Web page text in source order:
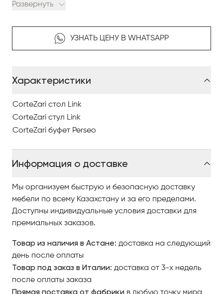
с керамическим покрытием.
Стул Link имеет Чистый и строгий дизайн для
удобного и обволакивающего сиденья. Твердое
Обитый тканью, кожей или экокожей, он всегда
обстановке.
2-дверный деревянный буфет Perseo с 2 ящиками
металлических ручек, образующих асимметричные
сечением в хроматической комбинации с манежем
элегантно поддерживает структуру, придавая ей
легкий и неформальный вид.
компании CorteZari, изучайте наш интернет-каталог,
где разнообразные модели представлены
качественными фото, сравнивайте понравившиеся
модели и оформляйте заказ.
Развернуть
УЗНАТЬ ЦЕНУ В WHATSAPP
Характеристики
CorteZari стол Link
CorteZari стул Link
CorteZari буфет Perseo
Информация о доставке
Мы организуем быструю и безопасную доставку
мебели по всему Казахстану и за его пределами.
Доступны индивидуальные условия доставки для
премиальных заказов.
Товар из наличия в Астане: доставка на следующий
день после оплаты
Товар под заказ в Италии: доставка от 3-х недель
после оплаты заказа
Прямая поставка от фабрики